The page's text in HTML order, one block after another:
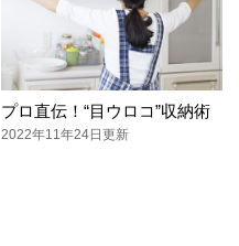
プロ直伝！“目ウロコ”収納術
2022年11年24日更新